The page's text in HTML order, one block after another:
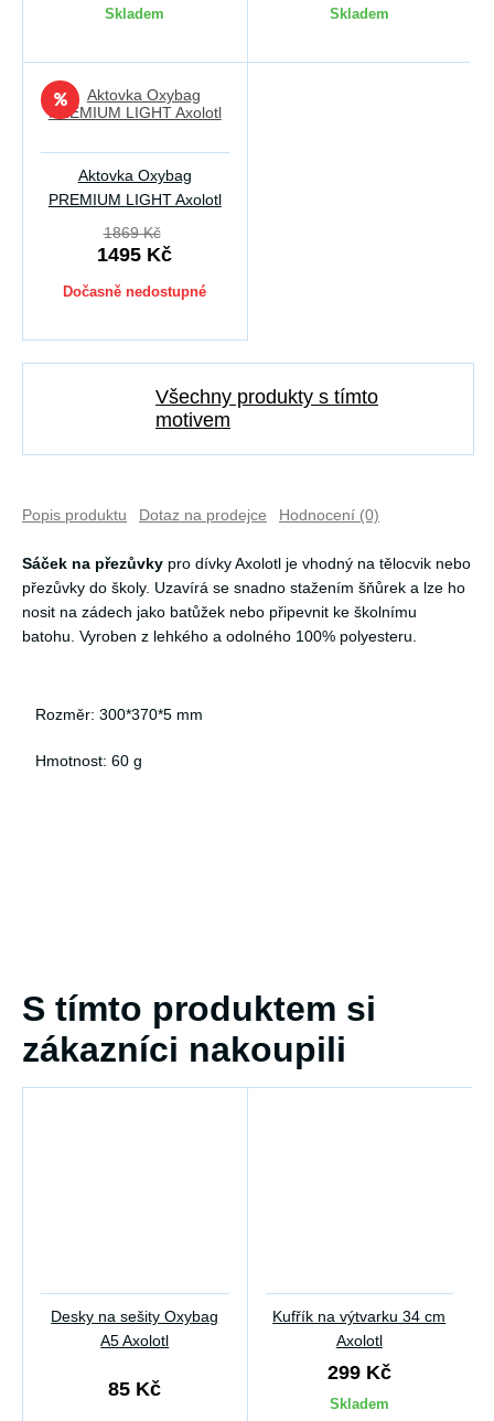
Skladem Skladem
Aktovka Oxybag
PREMIUM LIGHT Axolotl
1869 Kč
1495 Kč
Dočasně nedostupné
Všechny produkty s tímto
motivem
Popis produktu Dotaz na prodejce Hodnocení (0)
Sáček na přezůvky pro dívky Axolotl je vhodný na tělocvik nebo
přezůvky do školy. Uzavírá se snadno stažením šňůrek a lze ho
nosit na zádech jako batůžek nebo připevnit ke školnímu
batohu. Vyroben z lehkého a odolného 100% polyesteru.
Rozměr: 300*370*5 mm
Hmotnost: 60 g
S tímto produktem si
zákazníci nakoupili
Desky na sešity Oxybag
A5 Axolotl
85 Kč
Kufřík na výtvarku 34 cm
Axolotl
299 Kč
Skladem